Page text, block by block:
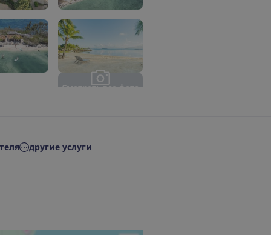
Смотреть все фото
другие услуги